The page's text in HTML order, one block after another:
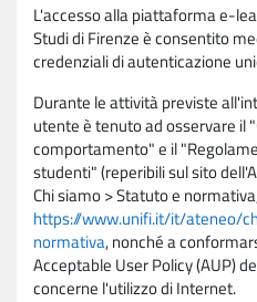
L'accesso alla piattaforma e-
Studi di Firenze è consentito
credenziali di autenticazione
Durante le attività previste
utente è tenuto ad osservare il
comportamento" e il
studenti" (reperibili sul sito
Chi siamo > Statuto e
https://www.unifi.it/it/ateneo/
normativa, nonché a
Acceptable User Policy (AUP)
concerne l'utilizzo di Internet.